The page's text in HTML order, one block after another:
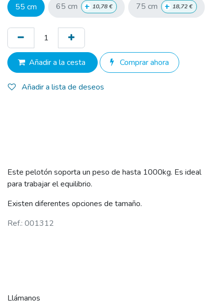
55 cm 65 cm + 10,78€ 75 cm + 18,72€
Añadir a la cesta Comprar ahora
Añadir a lista de deseos
Este pelotón soporta un peso de hasta 1000kg. Es ideal
para trabajar el equilibrio.
Existen diferentes opciones de tamaño.
Ref.: 001312
Llámanos